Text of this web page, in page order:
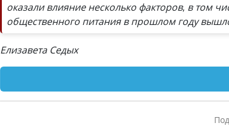
оказали влияние несколько факторов, в том
общественного питания в прошлом году
Елизавета Седых